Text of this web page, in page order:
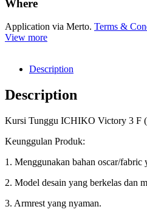
Where
Application via Merto. Terms &
View more
Description
Description
Kursi Tunggu ICHIKO Victory 3 F
Keunggulan Produk:
1. Menggunakan bahan oscar/fabric
2. Model desain yang berkelas dan
3. Armrest yang nyaman.